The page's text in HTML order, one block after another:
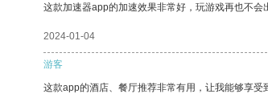
这款加速器app的加速效果非常好，玩游戏再也不会
2024-01-04
游客
这款app的酒店、餐厅推荐非常有用，让我能够享受